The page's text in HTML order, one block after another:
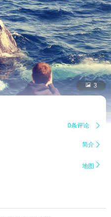
 3
0条评论 
简介 
地图 